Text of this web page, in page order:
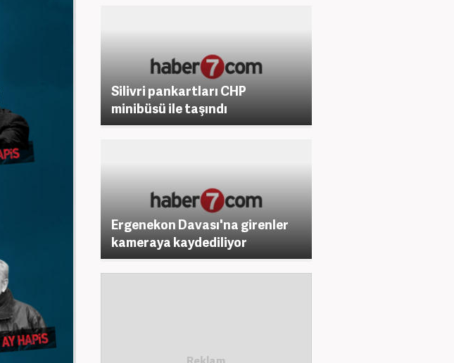
Silivri pankartları CHP
minibüsü ile taşındı
Ergenekon Davası'na girenler
kameraya kaydediliyor